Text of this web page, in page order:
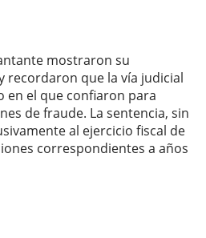
mostraron su
recordaron que la vía judicial
en el que confiaron para
de fraude. La sentencia, sin
al ejercicio fiscal de
correspondientes a años